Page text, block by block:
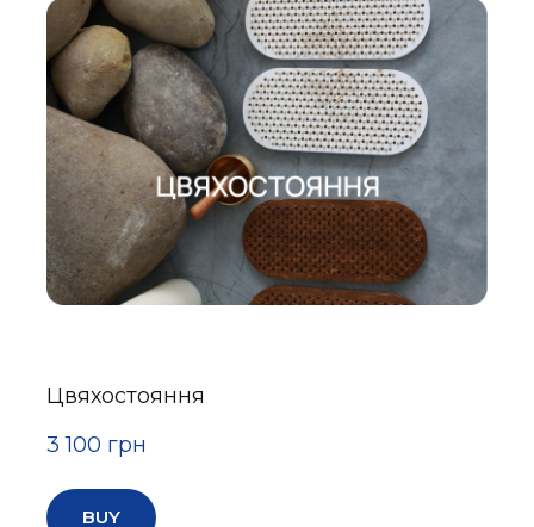
Цвяхостояння
3 100 грн
BUY